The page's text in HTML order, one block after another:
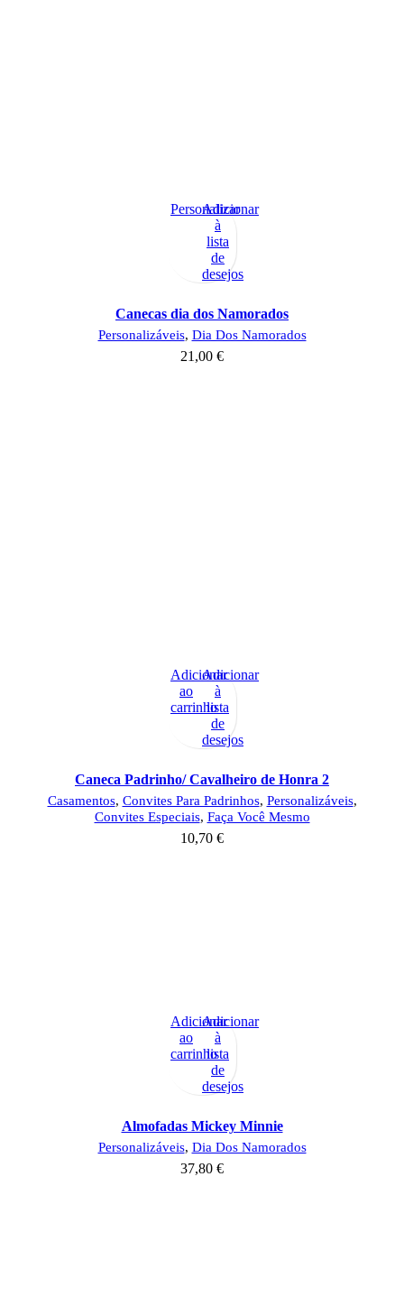
Personalizar
Adicionar
à
lista
de
desejos
Canecas dia dos Namorados
Personalizáveis, Dia Dos Namorados
21,00 €
Adicionar
ao
carrinho
Adicionar
à
lista
de
desejos
Caneca Padrinho/ Cavalheiro de Honra 2
Casamentos, Convites Para Padrinhos, Personalizáveis,
Convites Especiais, Faça Você Mesmo
10,70 €
Adicionar
ao
carrinho
Adicionar
à
lista
de
desejos
Almofadas Mickey Minnie
Personalizáveis, Dia Dos Namorados
37,80 €